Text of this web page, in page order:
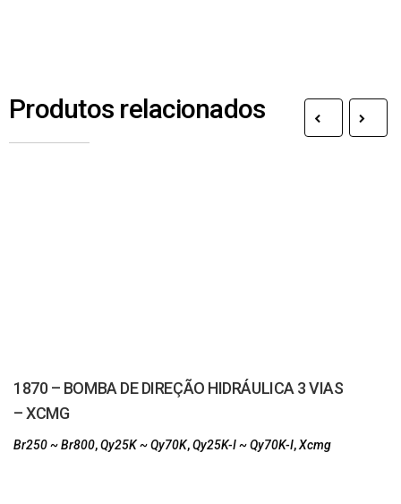
Produtos relacionados
1870 – BOMBA DE DIREÇÃO HIDRÁULICA 3 VIAS
– XCMG
Br250 ~ Br800,Qy25K ~ Qy70K,Qy25K-I ~ Qy70K-I,Xcmg